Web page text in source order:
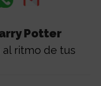
Potter
al ritmo de tus